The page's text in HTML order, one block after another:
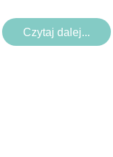
Czytaj dalej...